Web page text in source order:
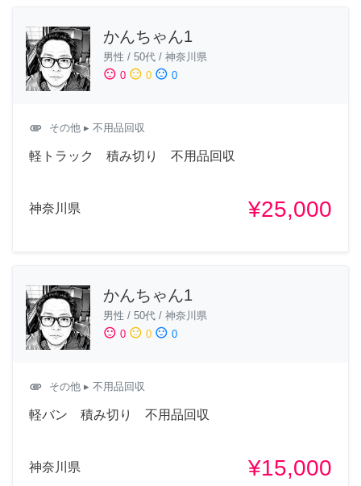
かんちゃん1
男性 / 50代 / 神奈川県
sentiment_satisfied 0 sentiment_neutral 0 sentiment_dissatisfied 0
attachment その他 ▸ 不用品回収
軽トラック 積み切り 不用品回収
神奈川県 ¥25,000
かんちゃん1
男性 / 50代 / 神奈川県
sentiment_satisfied 0 sentiment_neutral 0 sentiment_dissatisfied 0
attachment その他 ▸ 不用品回収
軽バン 積み切り 不用品回収
神奈川県 ¥15,000